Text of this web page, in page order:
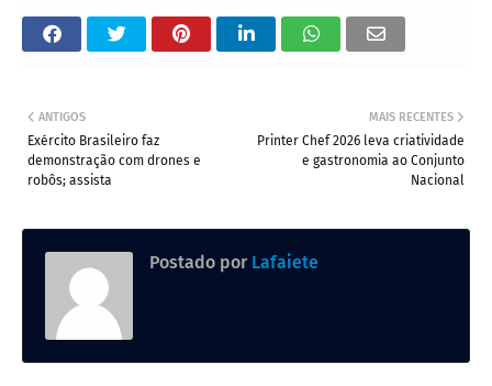
MAIS RECENTES
Printer Chef 2026 leva criatividade
e gastronomia ao Conjunto
Nacional
ANTIGOS
Exército Brasileiro faz
demonstração com drones e
robôs; assista
Postado por Lafaiete